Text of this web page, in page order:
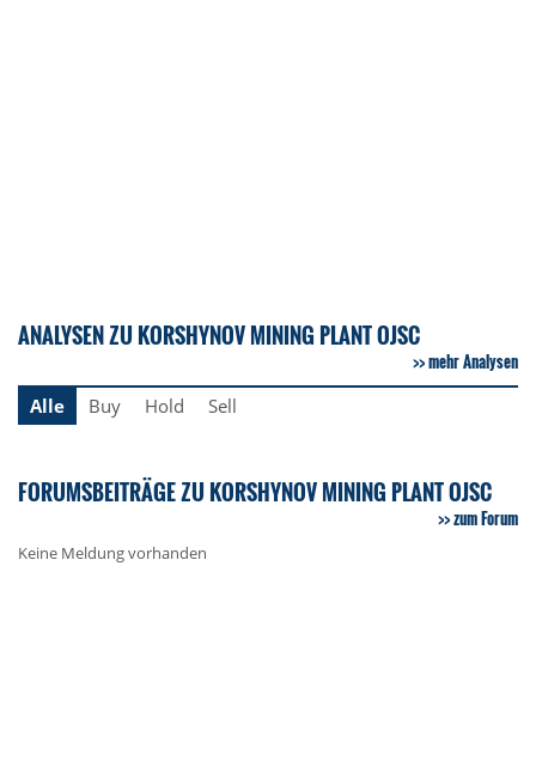
ANALYSEN ZU KORSHYNOV MINING PLANT OJSC
mehr Analysen
Alle
Buy Hold Sell
FORUMSBEITRÄGE ZU KORSHYNOV MINING PLANT OJSC
zum Forum
Keine Meldung vorhanden